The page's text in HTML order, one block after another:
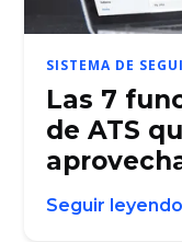
SISTEMA DE
Las 7
de ATS
Seguir leyendo